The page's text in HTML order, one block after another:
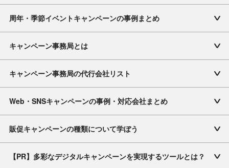
周年・季節イベントキャンペーンの事例まとめ
キャンペーン事務局とは
キャンペーン事務局の代行会社リスト
Web・SNSキャンペーンの事例・対応会社まとめ
販促キャンペーンの種類について学ぼう
【PR】多彩なデジタルキャンペーンを実現するツールとは？